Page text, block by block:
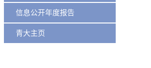
信息公开年度报告
青大主页